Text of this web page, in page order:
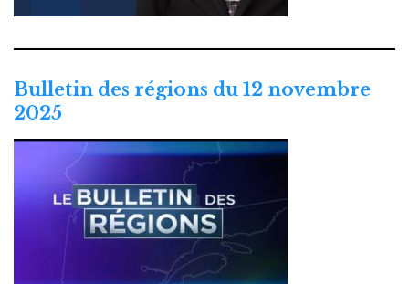
Bulletin des régions du 12 novembre
2025